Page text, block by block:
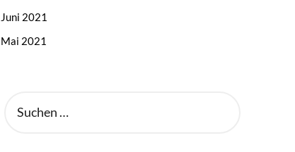
Juni 2021
Mai 2021
NACH: